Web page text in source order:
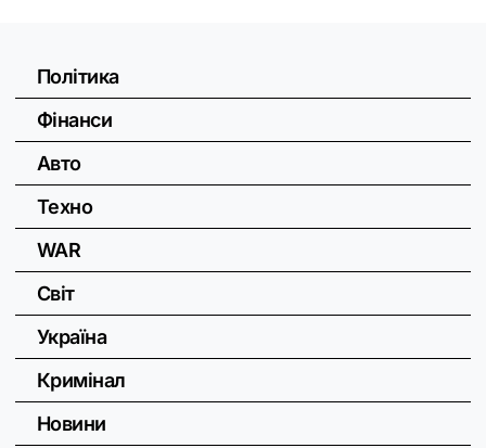
Політика
Фінанси
Авто
Техно
WAR
Світ
Україна
Кримінал
Новини